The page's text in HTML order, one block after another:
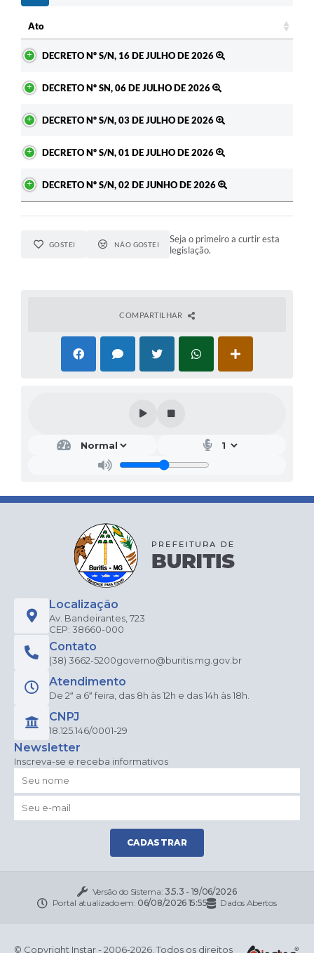
Ato
DECRETO Nº S/N, 16 DE JULHO DE 2026
DECRETO Nº SN, 06 DE JULHO DE 2026
DECRETO Nº S/N, 03 DE JULHO DE 2026
DECRETO Nº S/N, 01 DE JULHO DE 2026
DECRETO Nº S/N, 02 DE JUNHO DE 2026
GOSTEI NÃO GOSTEI
Seja o primeiro a curtir esta
legislação.
COMPARTILHAR
Localização
Av. Bandeirantes, 723
CEP: 38660-000
Contato
(38) 3662-5200governo@buritis.mg.gov.br
Atendimento
De 2ª a 6ª feira, das 8h às 12h e das 14h às 18h.
CNPJ
18.125.146/0001-29
Newsletter
Inscreva-se e receba informativos
CADASTRAR
Versão do Sistema: 3.5.3 - 19/06/2026
Portal atualizado em: 06/08/2026 15:55 Dados Abertos
© Copyright Instar - 2006-2026. Todos os direitos